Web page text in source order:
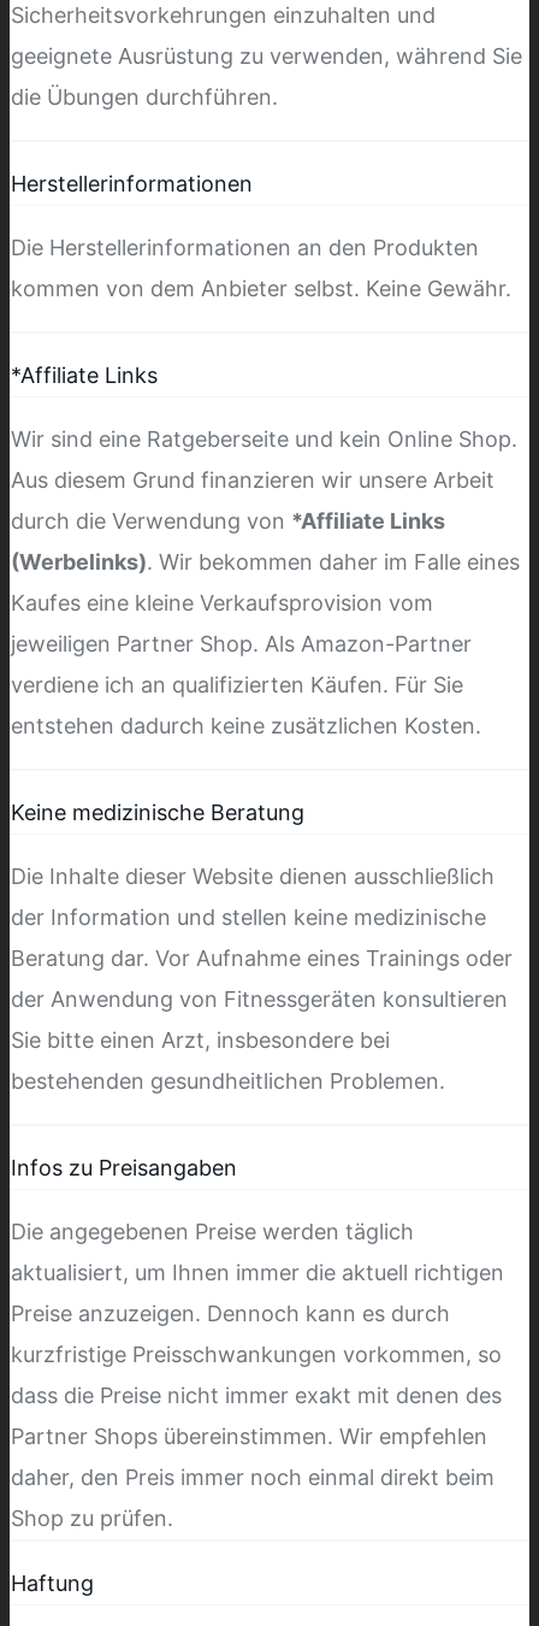
Sicherheitsvorkehrungen einzuhalten und
geeignete Ausrüstung zu verwenden, während Sie
die Übungen durchführen.
Herstellerinformationen
Die Herstellerinformationen an den Produkten
kommen von dem Anbieter selbst. Keine Gewähr.
*Affiliate Links
Wir sind eine Ratgeberseite und kein Online Shop.
Aus diesem Grund finanzieren wir unsere Arbeit
durch die Verwendung von *Affiliate Links
(Werbelinks). Wir bekommen daher im Falle eines
Kaufes eine kleine Verkaufsprovision vom
jeweiligen Partner Shop. Als Amazon-Partner
verdiene ich an qualifizierten Käufen. Für Sie
entstehen dadurch keine zusätzlichen Kosten.
Keine medizinische Beratung
Die Inhalte dieser Website dienen ausschließlich
der Information und stellen keine medizinische
Beratung dar. Vor Aufnahme eines Trainings oder
der Anwendung von Fitnessgeräten konsultieren
Sie bitte einen Arzt, insbesondere bei
bestehenden gesundheitlichen Problemen.
Infos zu Preisangaben
Die angegebenen Preise werden täglich
aktualisiert, um Ihnen immer die aktuell richtigen
Preise anzuzeigen. Dennoch kann es durch
kurzfristige Preisschwankungen vorkommen, so
dass die Preise nicht immer exakt mit denen des
Partner Shops übereinstimmen. Wir empfehlen
daher, den Preis immer noch einmal direkt beim
Shop zu prüfen.
Haftung